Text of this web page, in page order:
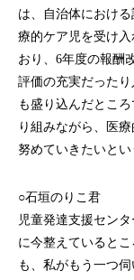
は、自治体におけ
療的ケア児を受け
おり、6年度の報酬
評価の充実だった
も盛り込んだとこ
り組みながら、医
努めていきたいとい
○石垣のりこ君
児童発達支援セン
に今整えていると
も、私がもう一つ